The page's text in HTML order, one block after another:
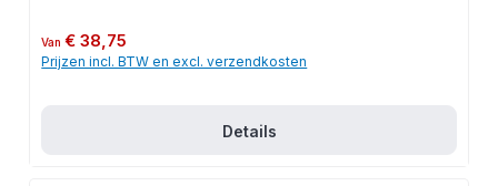
Normale prijs:
Van€ 38,75
Prijzen incl. BTW en excl. verzendkosten
Details